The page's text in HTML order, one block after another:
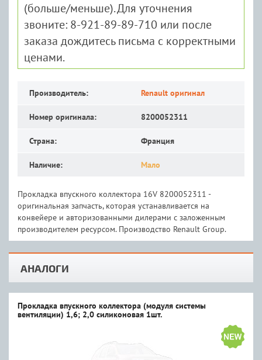
(больше/меньше). Для уточнения
звоните: 8-921-89-89-710 или после
заказа дождитесь письма с корректными
ценами.
Производитель: Renault оригинал
Номер оригинала: 8200052311
Страна: Франция
Наличие: Мало
Прокладка впускного коллектора 16V 8200052311 -
оригинальная запчасть, которая устанавливается на
конвейере и авторизованными дилерами с заложенным
производителем ресурсом. Производство Renault Group.
АНАЛОГИ
Прокладка впускного коллектора (модуля системы
вентиляции) 1,6; 2,0 силиконовая 1шт.